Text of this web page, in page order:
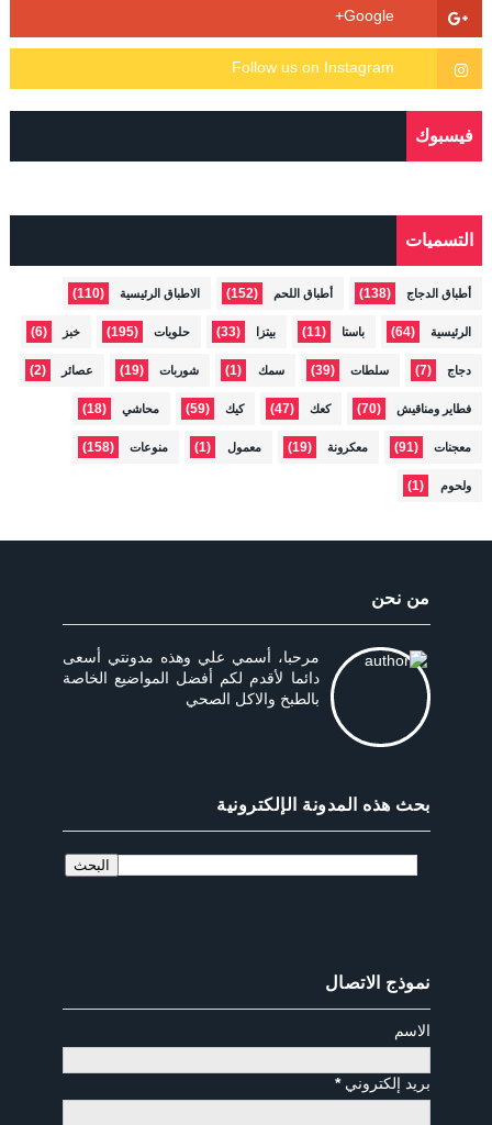
فيسبوك
التسميات
أطباق الدجاج (138) أطباق اللحم (152) الاطباق الرئيسية (110)
الرئيسية (64) باستا (11) بيتزا (33) حلويات (195) خبز (6)
دجاج (7) سلطات (39) سمك (1) شوربات (19) عصائر (2)
فطاير ومناقيش (70) كعك (47) كيك (59) محاشي (18)
معجنات (91) معكرونة (19) معمول (1) منوعات (158)
ولحوم (1)
من نحن
مرحبا، أسمي علي وهذه مدونتي أسعى
دائما لأقدم لكم أفضل المواضيع الخاصة
بالطبخ والاكل الصحي
بحث هذه المدونة الإلكترونية
نموذج الاتصال
الاسم
بريد إلكتروني*